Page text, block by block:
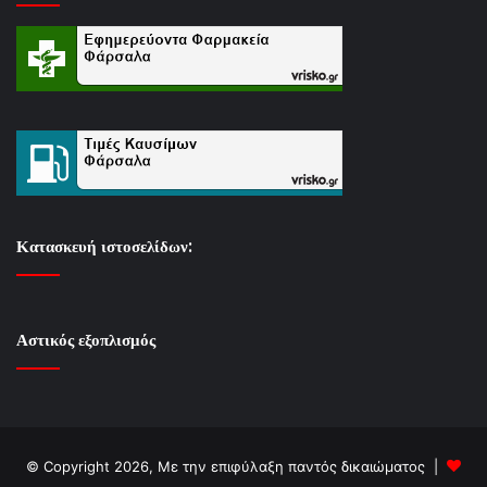
Κατασκευή ιστοσελίδων:
Αστικός εξοπλισμός
© Copyright 2026, Με την επιφύλαξη παντός δικαιώματος |